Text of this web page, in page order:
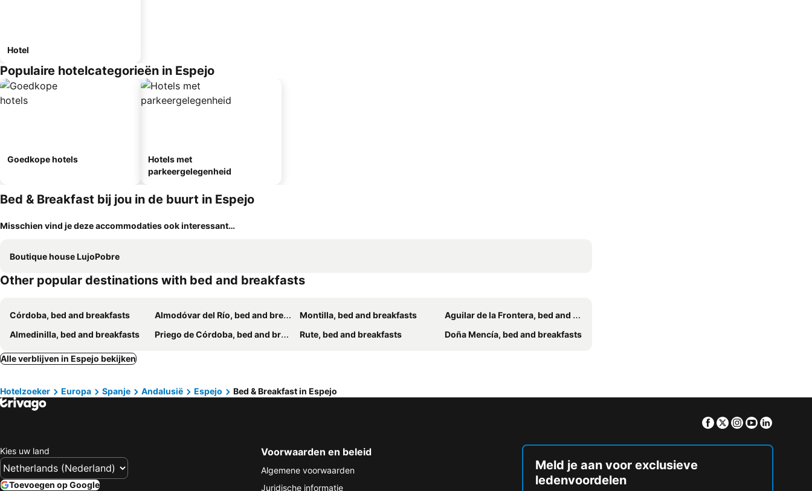
Hotel
Populaire hotelcategorieën in Espejo
Goedkope hotels
Hotels met
parkeergelegenheid
Bed & Breakfast bij jou in de buurt in Espejo
Misschien vind je deze accommodaties ook interessant…
Boutique house LujoPobre
Other popular destinations with bed and breakfasts
Córdoba, bed and breakfasts Almodóvar del Río, bed and breakfasts Montilla, bed and breakfasts
Aguilar de la Frontera, bed and breakfasts
Almedinilla, bed and breakfasts
Priego de Córdoba, bed and breakfasts Rute, bed and breakfasts Doña Mencía, bed and breakfasts
Alle verblijven in Espejo bekijken
Hotelzoeker Europa Spanje Andalusië Espejo Bed & Breakfast in Espejo
Facebook
TwitterInstagram
Youtube
Kies uw land
Toevoegen op Google
Voorwaarden en beleid
Algemene voorwaarden
Juridische informatie
Meld je aan voor exclusieve
ledenvoordelen